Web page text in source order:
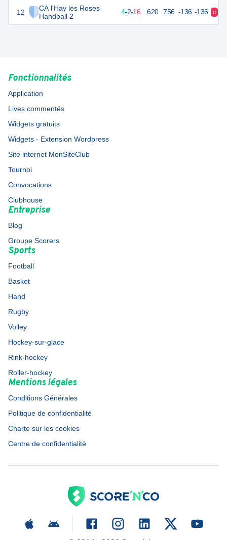
12
CA l'Hay les Roses
Handball 2
32 4-2-16 620 756 -136 -136 D
Fonctionnalités
Application
Lives commentés
Widgets gratuits
Widgets - Extension Wordpress
Site internet MonSiteClub
Tournoi
Convocations
Clubhouse
Entreprise
Blog
Groupe Scorers
Sports
Football
Basket
Hand
Rugby
Volley
Hockey-sur-glace
Rink-hockey
Roller-hockey
Mentions légales
Conditions Générales
Politique de confidentialité
Charte sur les cookies
Centre de confidentialité